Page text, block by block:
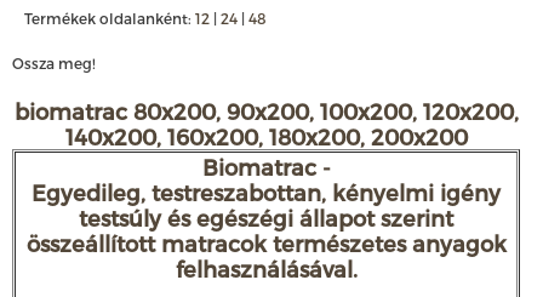
Termékek oldalanként: 12 | 24 | 48
Ossza meg!
biomatrac 80x200, 90x200, 100x200, 120x200,
140x200, 160x200, 180x200, 200x200
Biomatrac -
Egyedileg, testreszabottan, kényelmi igény
testsúly és egészégi állapot szerint
összeállított matracok természetes anyagok
felhasználásával.